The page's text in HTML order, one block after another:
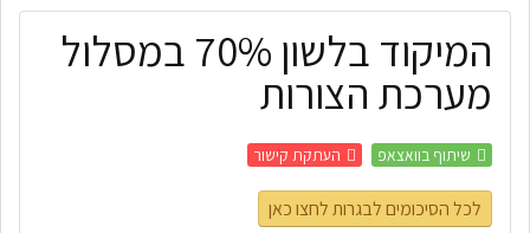
המיקוד בלשון 70% במסלול
מערכת הצורות
שיתוף בוואצאפ העתקת קישור
לכל הסיכומים לבגרות לחצו כאן